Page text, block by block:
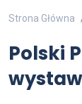
Strona Główna
Polski